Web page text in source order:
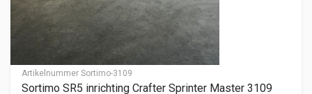
Artikelnummer Sortimo-3109
Sortimo SR5 inrichting Crafter Sprinter Master 3109